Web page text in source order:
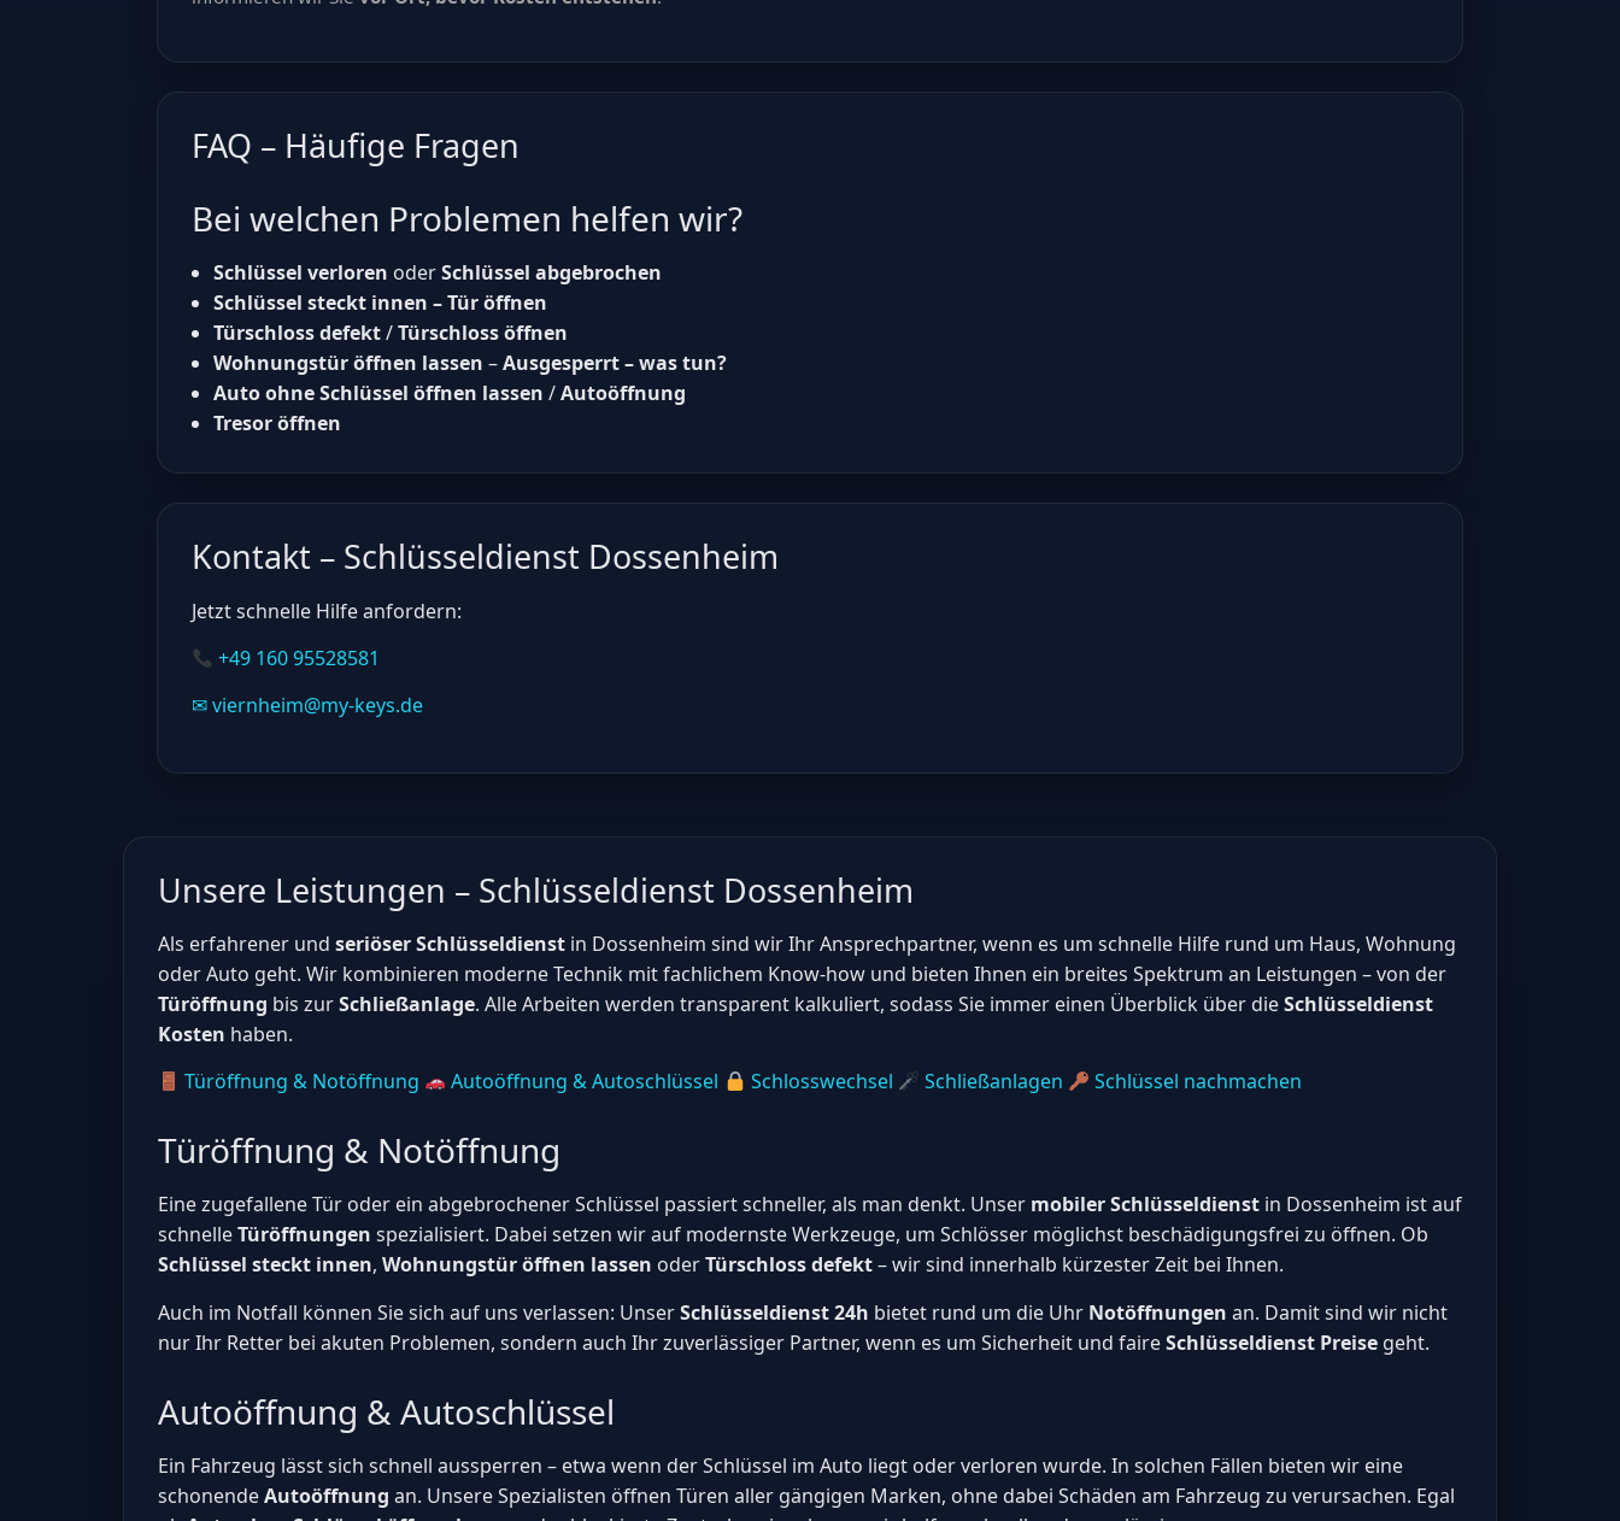
FAQ – Häufige Fragen
Bei welchen Problemen helfen wir?
Schlüssel verloren oderSchlüssel abgebrochen
Schlüssel steckt innen – Tür öffnen
Türschloss defekt/Türschloss öffnen
Wohnungstür öffnen lassen –Ausgesperrt – was tun?
Auto ohne Schlüssel öffnen lassen /Autoöffnung
Tresor öffnen
Kontakt – Schlüsseldienst Dossenheim
Jetzt schnelle Hilfe anfordern:
+49 160 95528581
✉ viernheim@my-keys.de
Unsere Leistungen – Schlüsseldienst Dossenheim
Als erfahrener und seriöser Schlüsseldienst in Dossenheim sind wir Ihr Ansprechpartner, wenn es um schnelle Hilfe rund um Haus, Wohnung
oder Auto geht. Wir kombinieren moderne Technik mit fachlichem Know-how und bieten Ihnen ein breites Spektrum an Leistungen – von der
Türöffnung bis zurSchließanlage. Alle Arbeiten werden transparent kalkuliert, sodass Sie immer einen Überblick über dieSchlüsseldienst
Kosten haben.
Türöffnung & Notöffnung
Autoöffnung & Autoschlüssel Schlosswechsel Schließanlagen Schlüssel nachmachen
Türöffnung & Notöffnung
Eine zugefallene Tür oder ein abgebrochener Schlüssel passiert schneller, als man denkt. Unser mobiler Schlüsseldienst in Dossenheim ist auf
schnelleTüröffnungen spezialisiert. Dabei setzen wir auf modernste Werkzeuge, um Schlösser möglichst beschädigungsfrei zu öffnen. Ob
Schlüssel steckt innen, Wohnungstür öffnen lassen oderTürschloss defekt– wir sind innerhalb kürzester Zeit bei Ihnen.
Auch im Notfall können Sie sich auf uns verlassen: UnserSchlüsseldienst 24h bietet rund um die Uhr Notöffnungen an. Damit sind wir nicht
nur Ihr Retter bei akuten Problemen, sondern auch Ihr zuverlässiger Partner, wenn es um Sicherheit und faireSchlüsseldienst Preise geht.
Autoöffnung & Autoschlüssel
Ein Fahrzeug lässt sich schnell aussperren – etwa wenn der Schlüssel im Auto liegt oder verloren wurde. In solchen Fällen bieten wir eine
schonendeAutoöffnung an. Unsere Spezialisten öffnen Türen aller gängigen Marken, ohne dabei Schäden am Fahrzeug zu verursachen. Egal